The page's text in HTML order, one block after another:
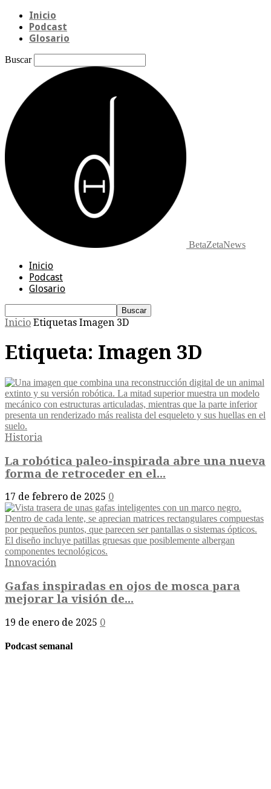
Inicio
Podcast
Glosario
Buscar
BetaZetaNews
Inicio
Podcast
Glosario
Inicio Etiquetas Imagen 3D
Etiqueta: Imagen 3D
Historia
La robótica paleo-inspirada abre una nueva
forma de retroceder en el...
17 de febrero de 2025 0
Innovación
Gafas inspiradas en ojos de mosca para
mejorar la visión de...
19 de enero de 2025 0
Podcast semanal